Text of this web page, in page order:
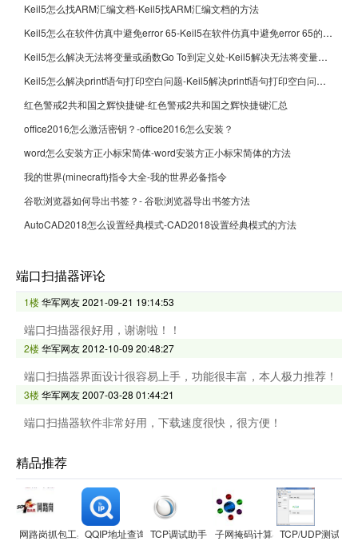
Keil5怎么找ARM汇编文档-Keil5找ARM汇编文档的方法
Keil5怎么在软件仿真中避免error 65-Keil5在软件仿真中避免error 65的方法
Keil5怎么解决无法将变量或函数Go To到定义处-Keil5解决无法将变量或函数Go To到定义处的方法
Keil5怎么解决printf语句打印空白问题-Keil5解决printf语句打印空白问题的方法
红色警戒2共和国之辉快捷键-红色警戒2共和国之辉快捷键汇总
office2016怎么激活密钥？-office2016怎么安装？
word怎么安装方正小标宋简体-word安装方正小标宋简体的方法
我的世界(minecraft)指令大全-我的世界必备指令
谷歌浏览器如何导出书签？- 谷歌浏览器导出书签方法
AutoCAD2018怎么设置经典模式-CAD2018设置经典模式的方法
端口扫描器评论
1楼华军网友2021-09-21 19:14:53
端口扫描器很好用，谢谢啦！！
2楼华军网友2012-10-09 20:48:27
端口扫描器界面设计很容易上手，功能很丰富，本人极力推荐！
3楼华军网友2007-03-28 01:44:21
端口扫描器软件非常好用，下载速度很快，很方便！
精品推荐
网路岗抓包工具iptoolQQIP地址查询器TCP调试助手 子网掩码计算器TCP/UDP测试工